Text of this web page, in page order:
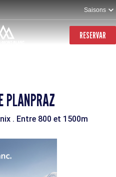
Saisons
RESERVAR
PLANPRAZ
. Entre 800 et 1500m